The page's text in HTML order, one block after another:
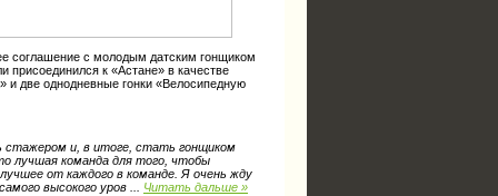
соглашение с молодым датским гонщиком
присоединился к «Астане» в качестве
и две однодневные гонки «Велосипедную
стажером и, в итоге, стать гонщиком
лучшая команда для того, чтобы
от каждого в команде. Я очень жду
высокого уров
Читать дальше »